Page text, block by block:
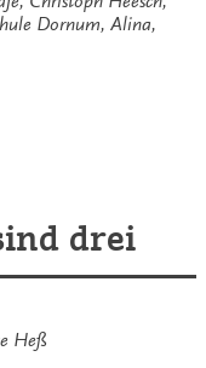
Dornum, Alina,
drei
Heß